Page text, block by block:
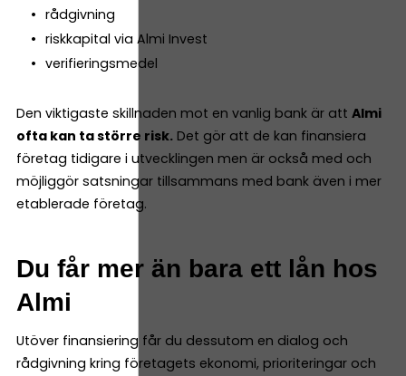
rådgivning
riskkapital via Almi Invest
verifieringsmedel
Den viktigaste skillnaden mot en vanlig bank är att Almi
ofta kan ta större risk. Det gör att de kan finansiera
företag tidigare i utvecklingen men är också med och
möjliggör satsningar tillsammans med bank även i mer
etablerade företag.
Du får mer än bara ett lån hos
Almi
Utöver finansiering får du dessutom en dialog och
rådgivning kring företagets ekonomi, prioriteringar och